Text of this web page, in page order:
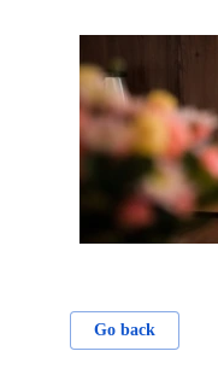
Go back